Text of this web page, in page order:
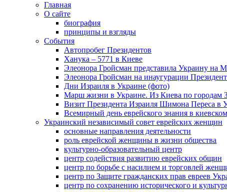
Главная
О сайте
биография
принципы и взгляды
События
Автопробег Президентов
Ханука – 5771 в Киеве
Элеонора Гройсман представила Украину
Элеонора Гройсман на инаугурации
Дни Израиля в Украине (фото)
Марш жизни в Украине. Из Киева по городам
Визит Президента Израиля Шимона Переса в
Всемирный день еврейского знания в
Украинский независимый совет еврейских женщин
основные направления деятельности
роль еврейской женщины в жизни общества
культурно-образовательный центр
центр содействия развитию еврейских общин
центр по борьбе с насилием и торговлей
центр по Защите гражданских прав евреев
центр по сохранению исторического и